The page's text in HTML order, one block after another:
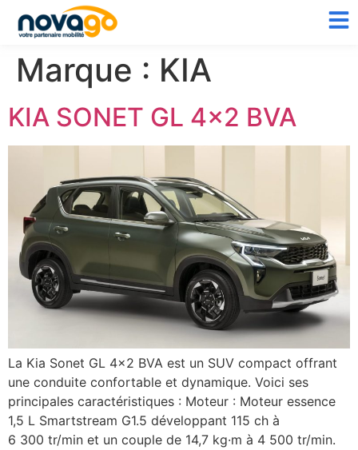
Marque : KIA
KIA SONET GL 4×2 BVA
La Kia Sonet GL 4×2 BVA est un SUV compact offrant
une conduite confortable et dynamique. Voici ses
principales caractéristiques : Moteur : Moteur essence
1,5 L Smartstream G1.5 développant 115 ch à
6 300 tr/min et un couple de 14,7 kg·m à 4 500 tr/min.